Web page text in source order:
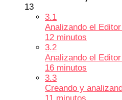
13
3.1
Analizando el
12 minutos
3.2
Analizando el
16 minutos
3.3
Creando y